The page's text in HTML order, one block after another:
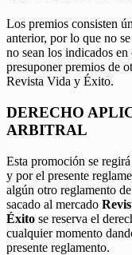
Los premios consisten
anterior, por lo que no
no sean los indicados
presuponer premios de
Revista Vida y Éxito.
DERECHO
ARBITRAL
Esta promoción se
y por el presente
algún otro reglamento
sacado al mercado
Éxito se reserva el
cualquier momento
presente reglamento.